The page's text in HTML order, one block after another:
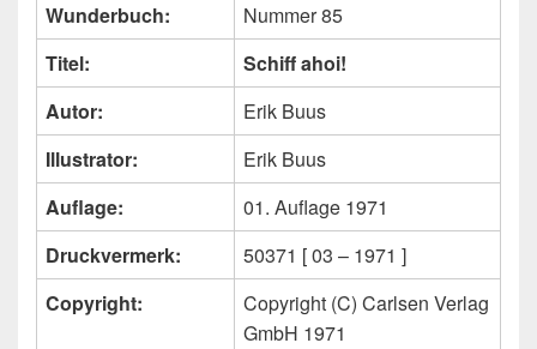
Wunderbuch:
Nummer 85
Titel:
Schiff ahoi!
Autor:
Erik Buus
Illustrator:
Erik Buus
Auflage:
01. Auflage 1971
Druckvermerk:
50371 [ 03 – 1971 ]
Copyright:
Copyright (C) Carlsen Verlag
GmbH 1971